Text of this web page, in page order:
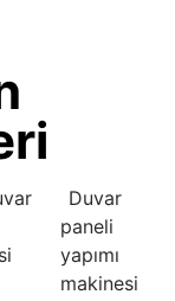
Duvar
paneli
yapımı
makinesi